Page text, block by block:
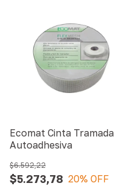
Ecomat Cinta Tramada
Autoadhesiva
$5.273,78
$6.592,22
20% OFF